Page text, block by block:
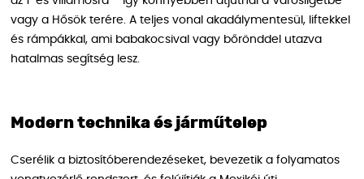
vagy a Hősök terére. A teljes vonal akadálymentesül, liftekkel
és rámpákkal, ami babakocsival vagy bőrönddel utazva
hatalmas segítség lesz.
Modern technika és járműtelep
Cserélik a biztosítóberendezéseket, bevezetik a folyamatos